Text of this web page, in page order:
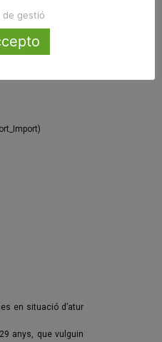
en situació d’atur
anys, que vulguin
de gestió